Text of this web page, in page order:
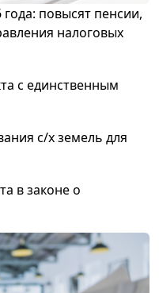
года: повысят пенсии,
налоговых
с единственным
с/х земель для
в законе о